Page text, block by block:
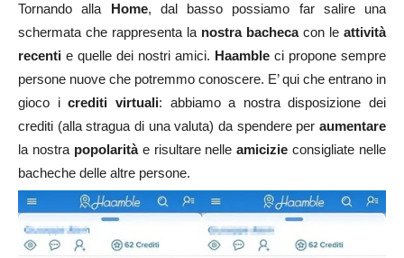
Tornando alla Home, dal basso possiamo far salire una
schermata che rappresenta la nostra bachecacon le attività
recenti e quelle dei nostri amici. Haamble ci propone sempre
persone nuove che potremmo conoscere. E’ qui che entrano in
gioco icrediti virtuali: abbiamo a nostra disposizione dei
crediti (alla stragua di una valuta) da spendere per aumentare
la nostra popolaritàe risultare nelleamicizie consigliate nelle
bacheche delle altre persone.